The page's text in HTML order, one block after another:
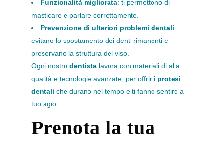
Funzionalità migliorata: ti permettono di
masticare e parlare correttamente.
Prevenzione di ulteriori problemi dentali:
evitano lo spostamento dei denti rimanenti e
preservano la struttura del viso.
Ogni nostro dentista lavora con materiali di alta
qualità e tecnologie avanzate, per offrirti protesi
dentali che durano nel tempo e ti fanno sentire a
tuo agio.
Prenota la tua